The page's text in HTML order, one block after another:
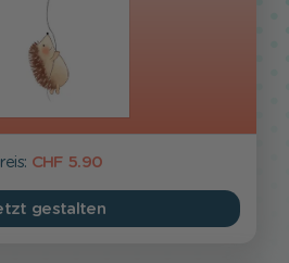
CHF 5.90
gestalten